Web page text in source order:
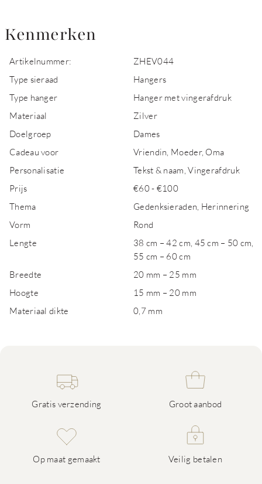
Kenmerken
Artikelnummer:
ZHEV044
Type sieraad
Hangers
Type hanger
Hanger met vingerafdruk
Materiaal
Zilver
Doelgroep
Dames
Cadeau voor
Vriendin, Moeder, Oma
Personalisatie
Tekst & naam, Vingerafdruk
Prijs
€60 - €100
Thema
Gedenksieraden, Herinnering
Vorm
Rond
Lengte
38 cm – 42 cm, 45 cm – 50 cm,
55 cm – 60 cm
Breedte
20 mm – 25 mm
Hoogte
15 mm – 20 mm
Materiaal dikte
0,7 mm
Gratis verzending Groot aanbod
Op maat gemaakt Veilig betalen